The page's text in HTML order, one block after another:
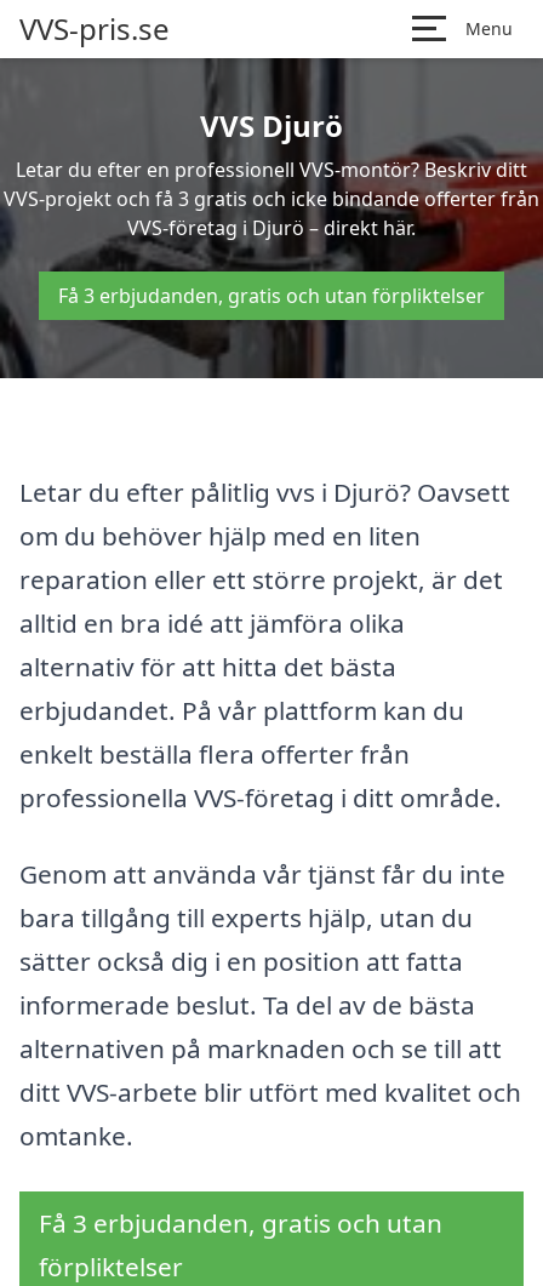
VVS-pris.se Menu
VVS Djurö
Letar du efter en professionell VVS-montör? Beskriv ditt
VVS-projekt och få 3 gratis och icke bindande offerter från
VVS-företag i Djurö – direkt här.
Få 3 erbjudanden, gratis och utan förpliktelser
Letar du efter pålitlig vvs i Djurö? Oavsett
om du behöver hjälp med en liten
reparation eller ett större projekt, är det
alltid en bra idé att jämföra olika
alternativ för att hitta det bästa
erbjudandet. På vår plattform kan du
enkelt beställa flera offerter från
professionella VVS-företag i ditt område.
Genom att använda vår tjänst får du inte
bara tillgång till experts hjälp, utan du
sätter också dig i en position att fatta
informerade beslut. Ta del av de bästa
alternativen på marknaden och se till att
ditt VVS-arbete blir utfört med kvalitet och
omtanke.
Få 3 erbjudanden, gratis och utan
förpliktelser